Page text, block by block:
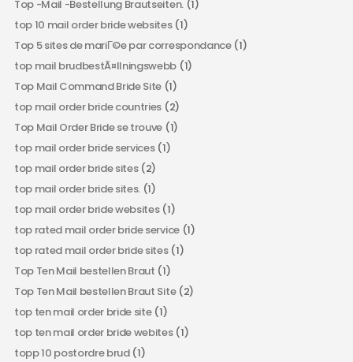
Top -Mail -Bestellung Brautseiten.(1)
top 10 mail order bride websites(1)
Top 5 sites de mariГ©e par correspondance(1)
top mail brudbestÃ¤llningswebb (1)
Top Mail Command Bride Site (1)
top mail order bride countries (2)
Top Mail Order Bride se trouve (1)
top mail order bride services(1)
top mail order bride sites(2)
top mail order bride sites. (1)
top mail order bride websites(1)
top rated mail order bride service(1)
top rated mail order bride sites(1)
Top Ten Mail bestellen Braut (1)
Top Ten Mail bestellen Braut Site(2)
top ten mail order bride site(1)
top ten mail order bride webites(1)
topp 10 postordre brud(1)